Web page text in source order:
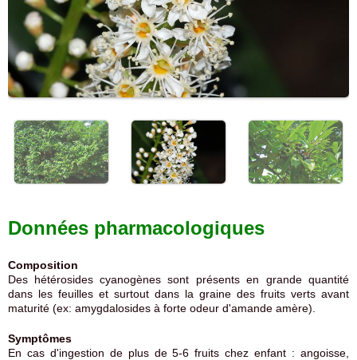
Données pharmacologiques
Composition
Des hétérosides cyanogènes sont présents en grande quantité
dans les feuilles et surtout dans la graine des fruits verts avant
maturité (ex: amygdalosides à forte odeur d'amande amère).
Symptômes
En cas d'ingestion de plus de 5-6 fruits chez enfant : angoisse,